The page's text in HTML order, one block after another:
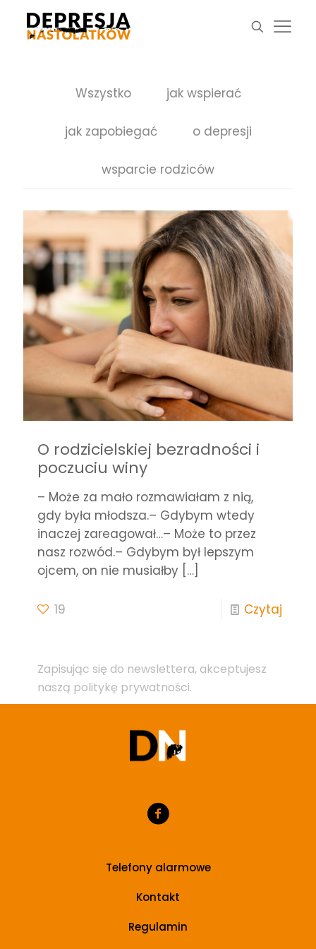
Wszystko jak wspierać
jak zapobiegać o depresji
wsparcie rodziców
O rodzicielskiej bezradności i
poczuciu winy
– Może za mało rozmawiałam z nią,
gdy była młodsza.– Gdybym wtedy
inaczej zareagował…– Może to przez
nasz rozwód.– Gdybym był lepszym
ojcem, on nie musiałby […]
19 Czytaj
Zapisując się do newslettera, akceptujesz
naszą politykę prywatności.
Telefony alarmowe
Kontakt
Regulamin